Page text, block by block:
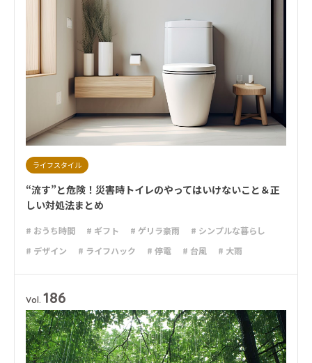
ライフスタイル
“流す”と危険！災害時トイレのやってはいけないこと＆正
しい対処法まとめ
# おうち時間 # ギフト # ゲリラ豪雨
# シンプルな暮らし
# デザイン
# ライフハック # 停電 # 台風
# 大雨
Vol. 186